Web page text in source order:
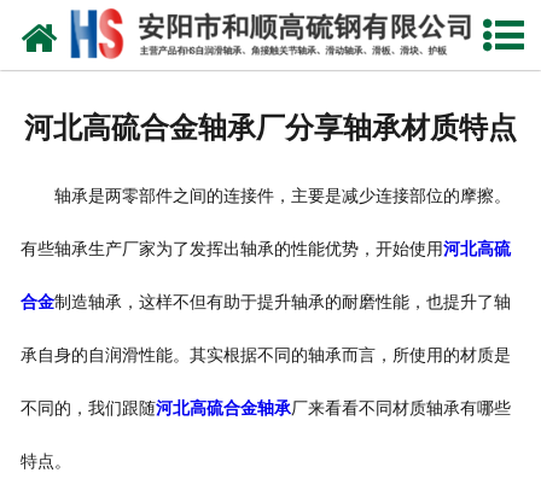
网站首页
业绩证明
河北高硫合金轴承厂分享轴承材质特点
轴承是两零部件之间的连接件，主要是减少连接部位的摩擦。
有些轴承生产厂家为了发挥出轴承的性能优势，开始使用河北高硫
合金制造轴承，这样不但有助于提升轴承的耐磨性能，也提升了轴
承自身的自润滑性能。其实根据不同的轴承而言，所使用的材质是
不同的，我们跟随河北高硫合金轴承厂来看看不同材质轴承有哪些
特点。